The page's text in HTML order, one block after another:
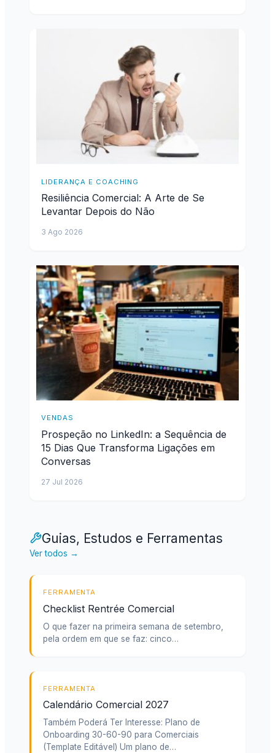
LIDERANÇA E COACHING
Resiliência Comercial: A Arte de Se
Levantar Depois do Não
3 Ago 2026
VENDAS
Prospeção no LinkedIn: a Sequência de
15 Dias Que Transforma Ligações em
Conversas
27 Jul 2026
Guias, Estudos e Ferramentas
Ver todos →
FERRAMENTA
Checklist Rentrée Comercial
O que fazer na primeira semana de setembro,
pela ordem em que se faz: cinco…
FERRAMENTA
Calendário Comercial 2027
Também Poderá Ter Interesse: Plano de
Onboarding 30-60-90 para Comerciais
(Template Editável) Um plano de…